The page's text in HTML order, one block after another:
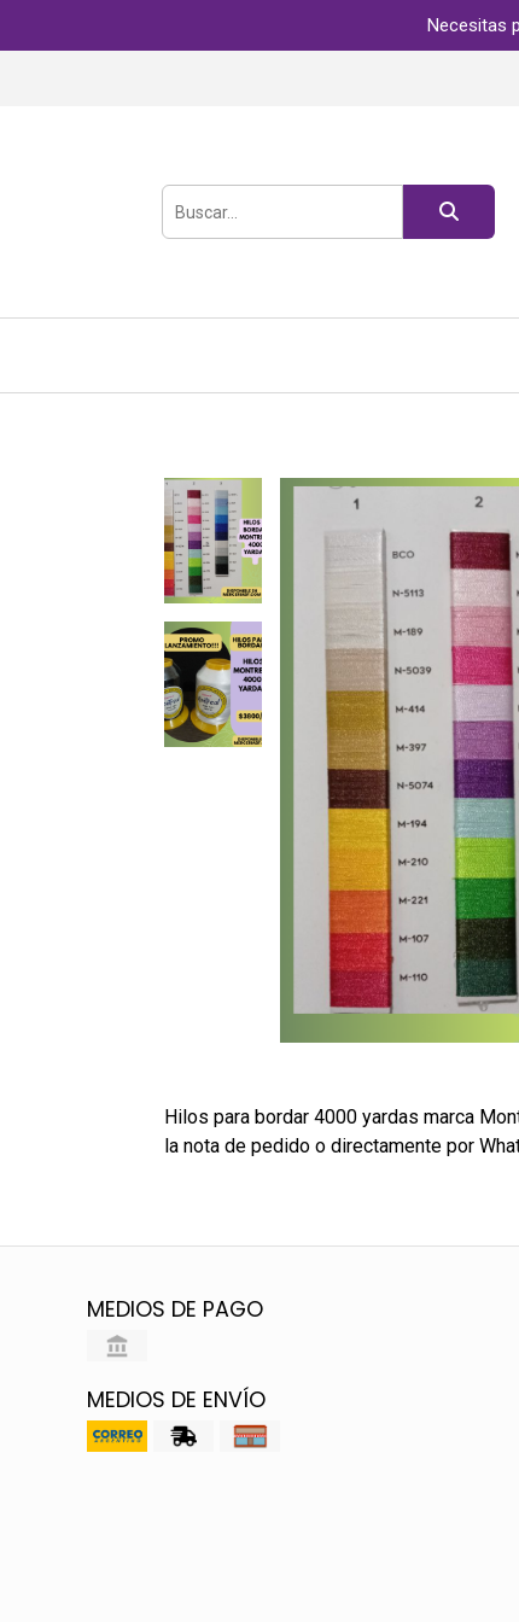
Necesitas
Hilos para bordar 4000 yardas marca
la nota de pedido o directamente por
MEDIOS DE PAGO
MEDIOS DE ENVÍO